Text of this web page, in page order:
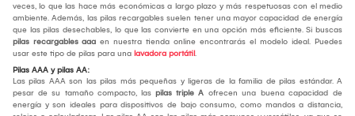
veces, lo que las hace más económicas a largo plazo y más respetuosas con el medio
ambiente. Además, las pilas recargables suelen tener una mayor capacidad de energía
que las pilas desechables, lo que las convierte en una opción más eficiente. Si buscas
pilas recargables aaa en nuestra tienda online encontrarás el modelo ideal. Puedes
usar este tipo de pilas para una lavadora portátil.
Pilas AAA y pilas AA:
Las pilas AAA son las pilas más pequeñas y ligeras de la familia de pilas estándar. A
pesar de su tamaño compacto, las pilas triple A ofrecen una buena capacidad de
energía y son ideales para dispositivos de bajo consumo, como mandos a distancia,